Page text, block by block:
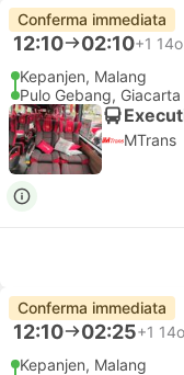
Conferma immediata
12:10 02:10+1 14o
Kepanjen, Malang
Pulo Gebang, Giacarta
MTrans
Conferma immediata
12:10 02:25+1
Kepanjen, Malang